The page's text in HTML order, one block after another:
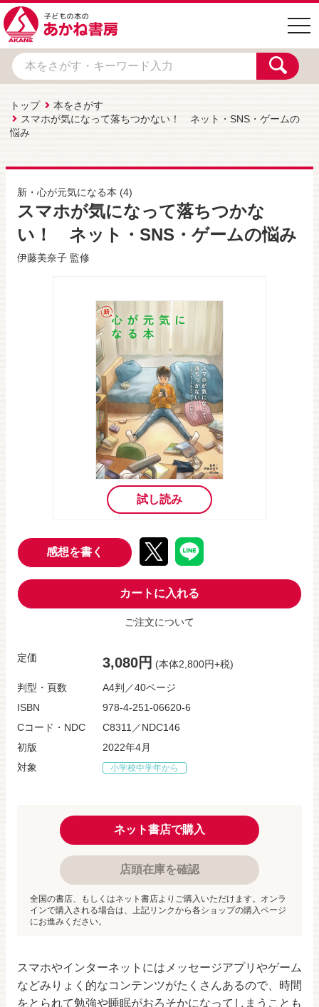
トップ
本をさがす
スマホが気になって落ちつかない！ ネット・SNS・ゲームの
悩み
新・心が元気になる本 (4)
スマホが気になって落ちつかな
い！ ネット・SNS・ゲームの悩み
伊藤美奈子 監修
試し読み
スマホやインターネットにはメッセージアプリやゲーム
などみりょく的なコンテンツがたくさんあるので、時間
をとられて勉強や睡眠がおろそかになってしまうことも
感想を書く
カートに入れる
ご注文について
定価 3,080円 (本体2,800円+税)
判型・頁数
A4判／40ページ
ISBN
978-4-251-06620-6
Cコード・NDC
C8311／NDC146
初版
2022年4月
対象
小学校中学年から
ネット書店で購入
店頭在庫を確認
全国の書店、もしくはネット書店よりご購入いただけます。オンラ
インで購入される場合は、上記リンクから各ショップの購入ページ
にお進みください。